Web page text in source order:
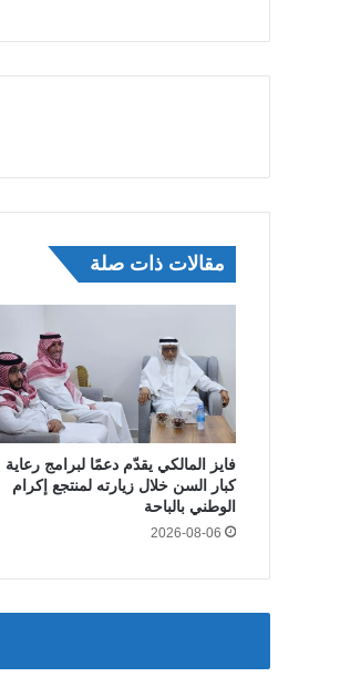
مقالات ذات صلة
فايز المالكي يقدّم دعمًا لبرامج رعاية
كبار السن خلال زيارته لمنتجع إكرام
الوطني بالباحة
2026-08-06